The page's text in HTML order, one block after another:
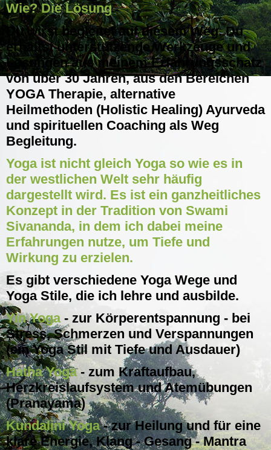
Wie? Die Lösung
Du wirst begleitet auf diesem Weg. Du
erhältst unterstützende Werkzeuge und
Lösungen aus meinem Erfahrungsschatz
von über 30 Jahren, aus den Bereichen
YOGA Therapie, alternative
Heilmethoden (Holistic Healing) Ayurveda
und spirituellen Coaching als Weg
Begleitung.
Yoga ist nicht gleich Yoga so wie es in
der westlichen Welt sehr häufig
dargestellt wird. Es ist ein ganzheitliches
Konzept in der Tradition von Swami
Sivananda, in dem ich dabei meine
Erfahrungen nutze, um Tiefe und
Wirkung zu erzielen.
Es gibt verschiedene Yoga Wege und
Yoga Stile, die ich lehre und ausbilde.
Yin Yoga- zur Körperentspannung - bei
Stress, Schmerzen und Verspannungen
(ein Yoga Stil mit Tiefe und Ausdauer)
Hatha Yoga- zum Kraftaufbau,
Herzkreislaufsystem und Atemübungen
(Pranayama)
Kundalini Yoga- zur Heilung und für eine
klare Energie, Klang - Gesang - Mantra